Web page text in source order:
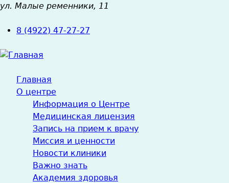
Jump
navigation
ул. Малые ременники, 11
8 (4922) 47-27-27
Главная
О центре
Информация о Центре
Медицинская лицензия
Запись на прием к врачу
Миссия и ценности
Новости клиники
Важно знать
Академия здоровья